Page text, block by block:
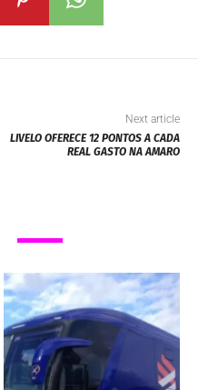
Next article
LIVELO OFERECE 12 PONTOS A CADA
REAL GASTO NA AMARO